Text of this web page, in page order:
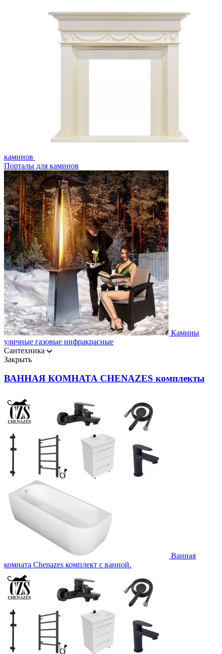
каминов
Порталы для каминов
Камины
уличные газовые инфракрасные
Сантехника
Закрыть
ВАННАЯ КОМНАТА CHENAZES комплекты
Ванная
комната Chenazes комплект с ванной.